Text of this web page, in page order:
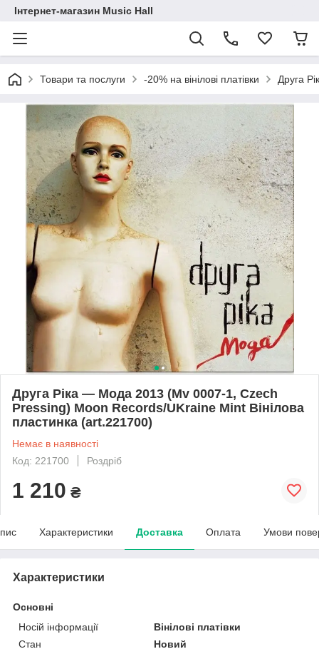
Інтернет-магазин Music Hall
Товари та послуги -20% на вінілові платівки Друга
Друга Рiка — Мода 2013 (Mv 0007-1, Czech
Pressing) Moon Records/UKraine Mint Вінілова
пластинка (art.221700)
Немає в наявності
Код: 221700
Роздріб
1 210 ₴
Характеристики Доставка Оплата Умови
Характеристики
Основні
Носій інформації
Вінілові платівки
Стан
Новий